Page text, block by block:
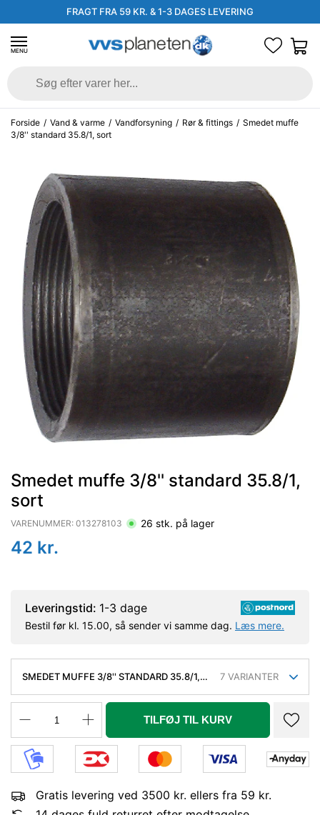
FRAGT FRA 59 KR. & 1-3 DAGES LEVERING
MENU
Forside / Vand & varme / Vandforsyning / Rør & fittings / Smedet muffe
3/8'' standard 35.8/1, sort
Smedet muffe 3/8'' standard 35.8/1,
sort
VARENUMMER: 013278103 26 stk. på lager
42 kr.
Leveringstid: 1-3 dage
Bestil før kl. 15.00, så sender vi samme dag. Læs mere.
SMEDET MUFFE 3/8'' STANDARD 35.8/1,
7 VARIANTER
TILFØJ TIL KURV
Gratis levering ved 3500 kr. ellers fra 59 kr.